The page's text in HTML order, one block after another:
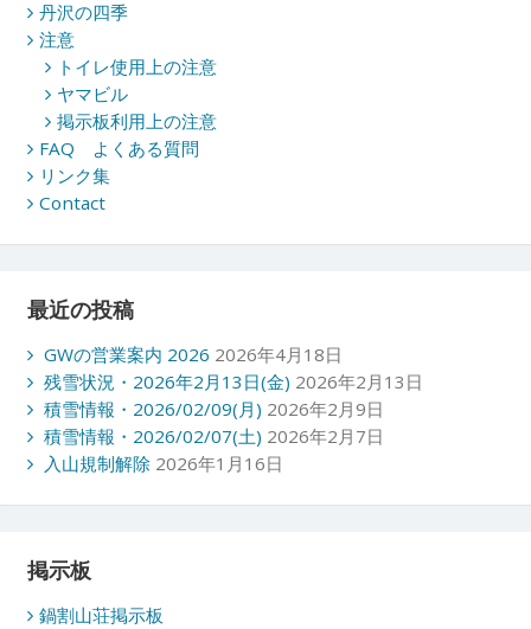
丹沢の四季
注意
トイレ使用上の注意
ヤマビル
掲示板利用上の注意
FAQ よくある質問
リンク集
Contact
最近の投稿
GWの営業案内 2026 2026年4月18日
残雪状況・2026年2月13日(金) 2026年2月13日
積雪情報・2026/02/09(月) 2026年2月9日
積雪情報・2026/02/07(土) 2026年2月7日
入山規制解除 2026年1月16日
掲示板
鍋割山荘掲示板